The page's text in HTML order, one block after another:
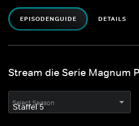
EPISODENGUIDE DETAILS
Stream die Serie Magnum
Select Season